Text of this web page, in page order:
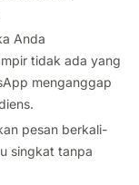
Anda
tidak ada yang
menganggap
pesan berkali-
singkat tanpa